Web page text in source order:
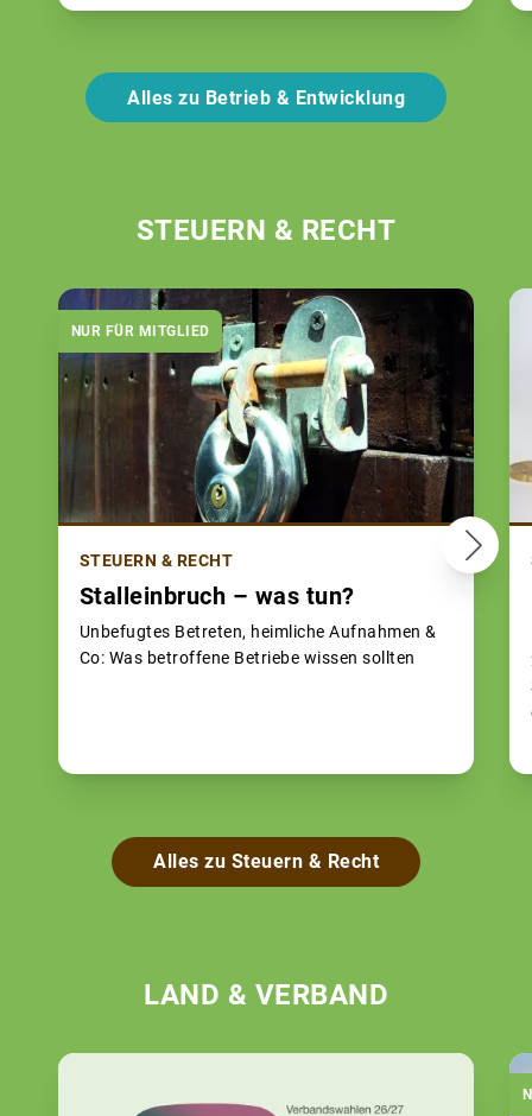
Alles zu Betrieb & Entwicklung
STEUERN & RECHT
NUR FÜR MITGLIED
STEUERN & RECHT
Stalleinbruch – was tun?
Unbefugtes Betreten, heimliche Aufnahmen &
Co: Was betroffene Betriebe wissen sollten
Alles zu Steuern & Recht
LAND & VERBAND